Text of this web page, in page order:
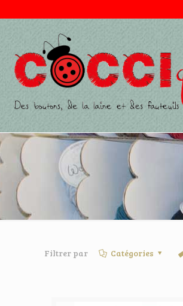
Filtrer par Catégories